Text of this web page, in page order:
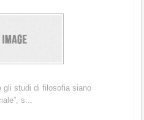
gli studi di filosofia siano
s...